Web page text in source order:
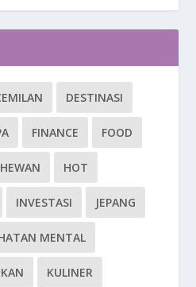
DESTINASI
FINANCE FOOD
HEWAN HOT
INVESTASI JEPANG
MENTAL
KULINER